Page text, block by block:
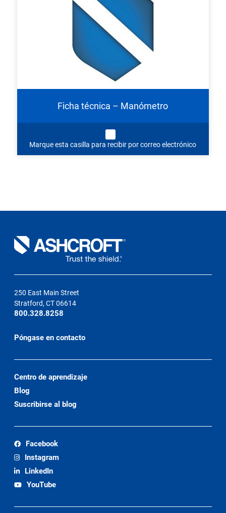
Ficha técnica – Manómetro
Marque esta casilla para recibir por correo electrónico
250 East Main Street
Stratford, CT 06614
800.328.8258
Póngase en contacto
Centro de aprendizaje
Blog
Suscribirse al blog
Facebook
Instagram
LinkedIn
YouTube